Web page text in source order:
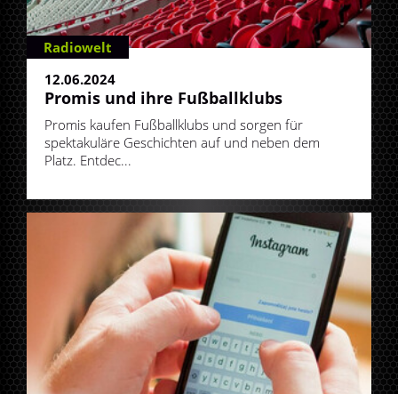
Radiowelt
12.06.2024
Promis und ihre Fußballklubs
Promis kaufen Fußballklubs und sorgen für
spektakuläre Geschichten auf und neben dem
Platz. Entdec...